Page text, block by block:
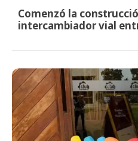
Comenzó la
intercambiador vial